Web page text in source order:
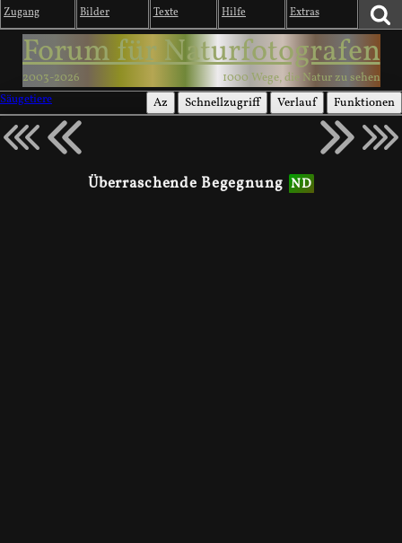
Zugang Bilder Texte Hilfe Extras
Forum für Naturfotografen
2003-2026
1000 Wege, die Natur zu sehen
Säugetiere
Az Schnellzugriff Verlauf Funktionen
Überraschende Begegnung